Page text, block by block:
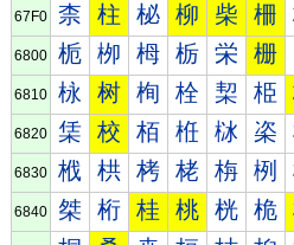
67F0 柰 柱 柲 柳 柴 柵
6800 栀 栁 栂 栃 栄 栅
6810 栐 树 栒 栓 栔 栕
6820 栠 校 栢 栣 栤 栥
6830 栰 栱 栲 栳 栴 栵
6840 桀 桁 桂 桃 桄 桅